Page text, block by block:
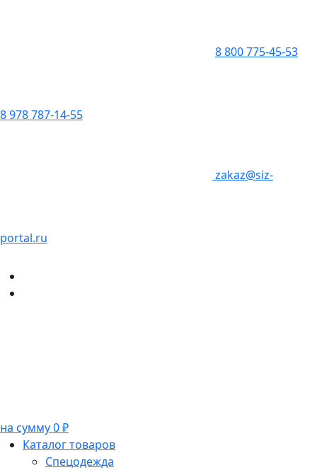
8 800 775-45-53
8 978 787-14-55
zakaz@siz-
portal.ru
на сумму 0 ₽
Каталог товаров
Спецодежда